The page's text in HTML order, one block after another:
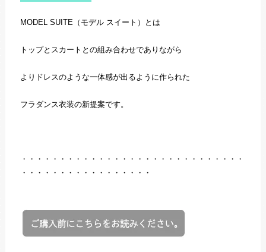
MODEL SUITE（モデル スイート）とは
トップとスカートとの組み合わせでありながら
よりドレスのような一体感が出るように作られた
フラダンス衣装の新提案です。
・・・・・・・・・・・・・・・・・・・・・・・・・・・・・
・・・・・・・・・・・・・・・・・